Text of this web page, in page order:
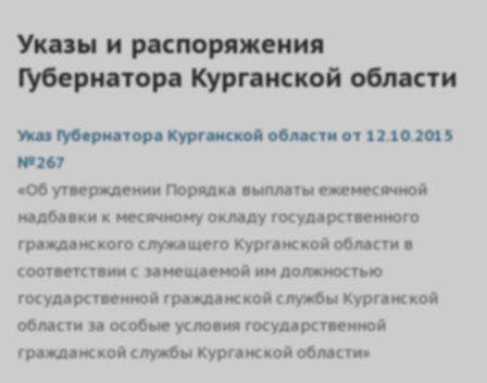
Указы и распоряжения
Губернатора Курганской области
Указ Губернатора Курганской области от 12.10.2015
№267
«Об утверждении Порядка выплаты ежемесячной
надбавки к месячному окладу государственного
гражданского служащего Курганской области в
соответствии с замещаемой им должностью
государственной гражданской службы Курганской
области за особые условия государственной
гражданской службы Курганской области»